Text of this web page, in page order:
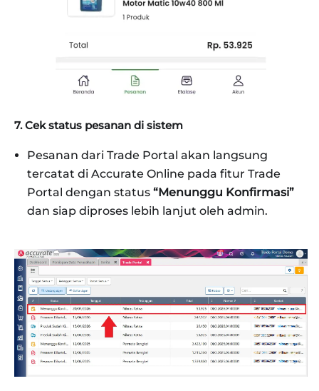
7. Cek status pesanan di sistem
Pesanan dari Trade Portal akan langsung
tercatat di Accurate Online pada fitur Trade
Portal dengan status “Menunggu Konfirmasi”
dan siap diproses lebih lanjut oleh admin.